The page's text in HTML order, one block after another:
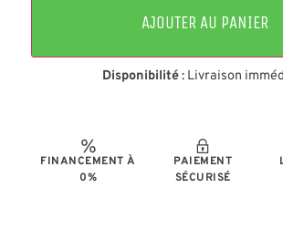
AJOUTER AU PANIER
Disponibilité: Livraison
FINANCEMENT À
0%
PAIEMENT
SÉCURISÉ